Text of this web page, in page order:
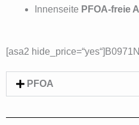
Innenseite PFOA-freie
[asa2
PFOA